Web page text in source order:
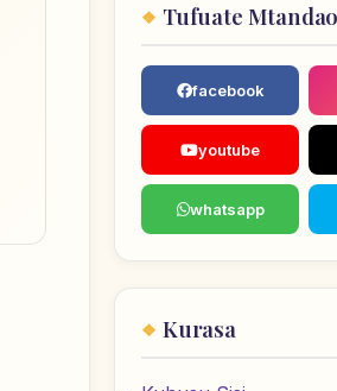
Tufuate
facebook
youtube
whatsapp
Kurasa